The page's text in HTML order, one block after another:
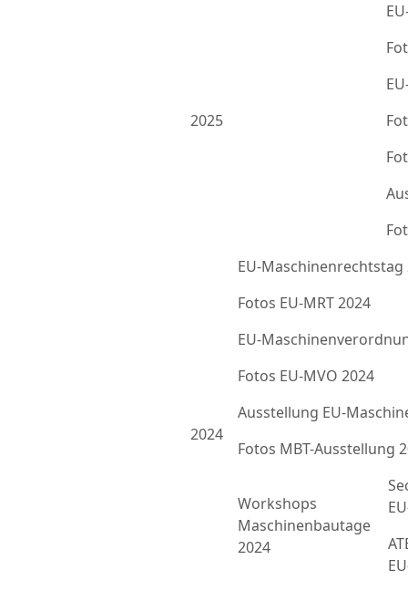
2025
2024
EU-Maschinenrechtstag
Fotos EU-MRT 2024
EU-
Fotos EU-MVO 2024
Ausstellung EU-
Fotos MBT-Ausstellung
Workshops
Maschinenbautage
2024